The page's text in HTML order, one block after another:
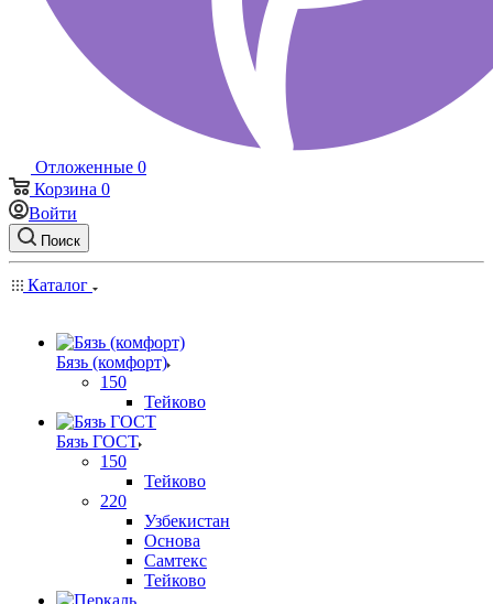
Отложенные 0
Корзина 0
Войти
Поиск
Каталог
Бязь (комфорт)
150
Тейково
Бязь ГОСТ
150
Тейково
220
Узбекистан
Основа
Самтекс
Тейково